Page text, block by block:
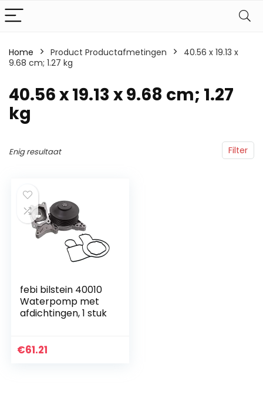
Home Product Productafmetingen
‎40.56 x 19.13 x
9.68 cm; 1.27 kg
‎40.56 x 19.13 x 9.68 cm; 1.27
kg
Filter
Enig resultaat
febi bilstein 40010
Waterpomp met
afdichtingen, 1 stuk
€61.21